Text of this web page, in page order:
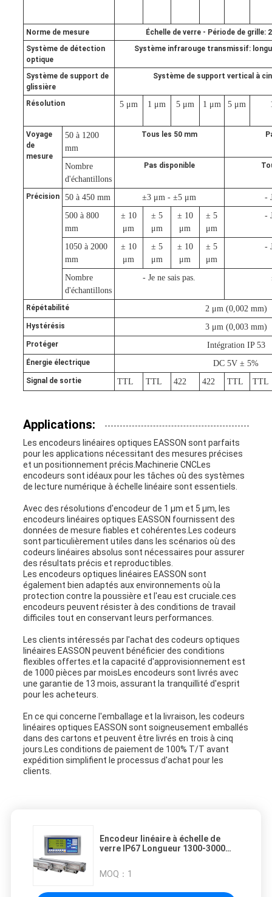
Norme de mesure
Échelle de verre - Période de grille:
Système de détection
optique
Système infrarouge transmissif:
Système de support de
glissière
Système de support vertical à
Résolution 5 μm 1 μm 5 μm 1 μm 5 μm
Voyage
de
mesure
50 à 1200
mm
Tous les 50 mm
Nombre
d'échantillons
Pas disponible
Précision 50 à 450 mm ±3 μm - ±5 μm
-
500 à 800
mm
± 10
μm
± 5
μm
± 10
μm
± 5
μm
-
1050 à 2000
mm
± 10
μm
± 5
μm
± 10
μm
± 5
μm
-
Nombre
d'échantillons
- Je ne sais pas.
Répétabilité 2 μm (0,002 mm)
Hystérésis 3 μm (0,003 mm)
Protéger Intégration IP 53
Énergie électrique DC 5V ± 5%
Signal de sortie TTL TTL 422 422 TTL TTL
Applications:
Les encodeurs linéaires optiques EASSON sont parfaits
pour les applications nécessitant des mesures précises
et un positionnement précis.Machinerie CNCLes
encodeurs sont idéaux pour les tâches où des systèmes
de lecture numérique à échelle linéaire sont essentiels.
Avec des résolutions d'encodeur de 1 μm et 5 μm, les
encodeurs linéaires optiques EASSON fournissent des
données de mesure fiables et cohérentes.Les codeurs
sont particulièrement utiles dans les scénarios où des
codeurs linéaires absolus sont nécessaires pour assurer
des résultats précis et reproductibles.
Les encodeurs optiques linéaires EASSON sont
également bien adaptés aux environnements où la
protection contre la poussière et l'eau est cruciale.ces
encodeurs peuvent résister à des conditions de travail
difficiles tout en conservant leurs performances.
Les clients intéressés par l'achat des codeurs optiques
linéaires EASSON peuvent bénéficier des conditions
flexibles offertes.et la capacité d'approvisionnement est
de 1000 pièces par moisLes encodeurs sont livrés avec
une garantie de 13 mois, assurant la tranquillité d'esprit
pour les acheteurs.
En ce qui concerne l'emballage et la livraison, les codeurs
linéaires optiques EASSON sont soigneusement emballés
dans des cartons et peuvent être livrés en trois à cinq
jours.Les conditions de paiement de 100% T/T avant
expédition simplifient le processus d'achat pour les
clients.
Encodeur linéaire à échelle de
verre IP67 Longueur 1300-3000
optimales dans des
environnements difficiles
MOQ： 1